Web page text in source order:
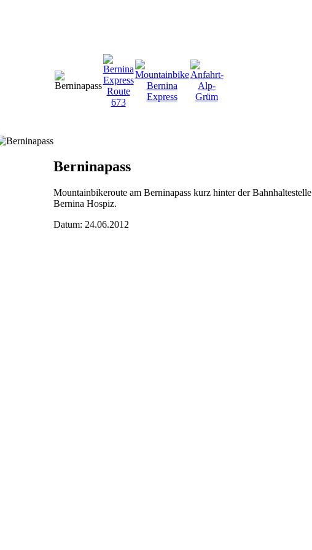
Berninapass
Mountainbikeroute am Berninapass kurz hinter der Bahnhaltestelle
Bernina Hospiz.
Datum: 24.06.2012